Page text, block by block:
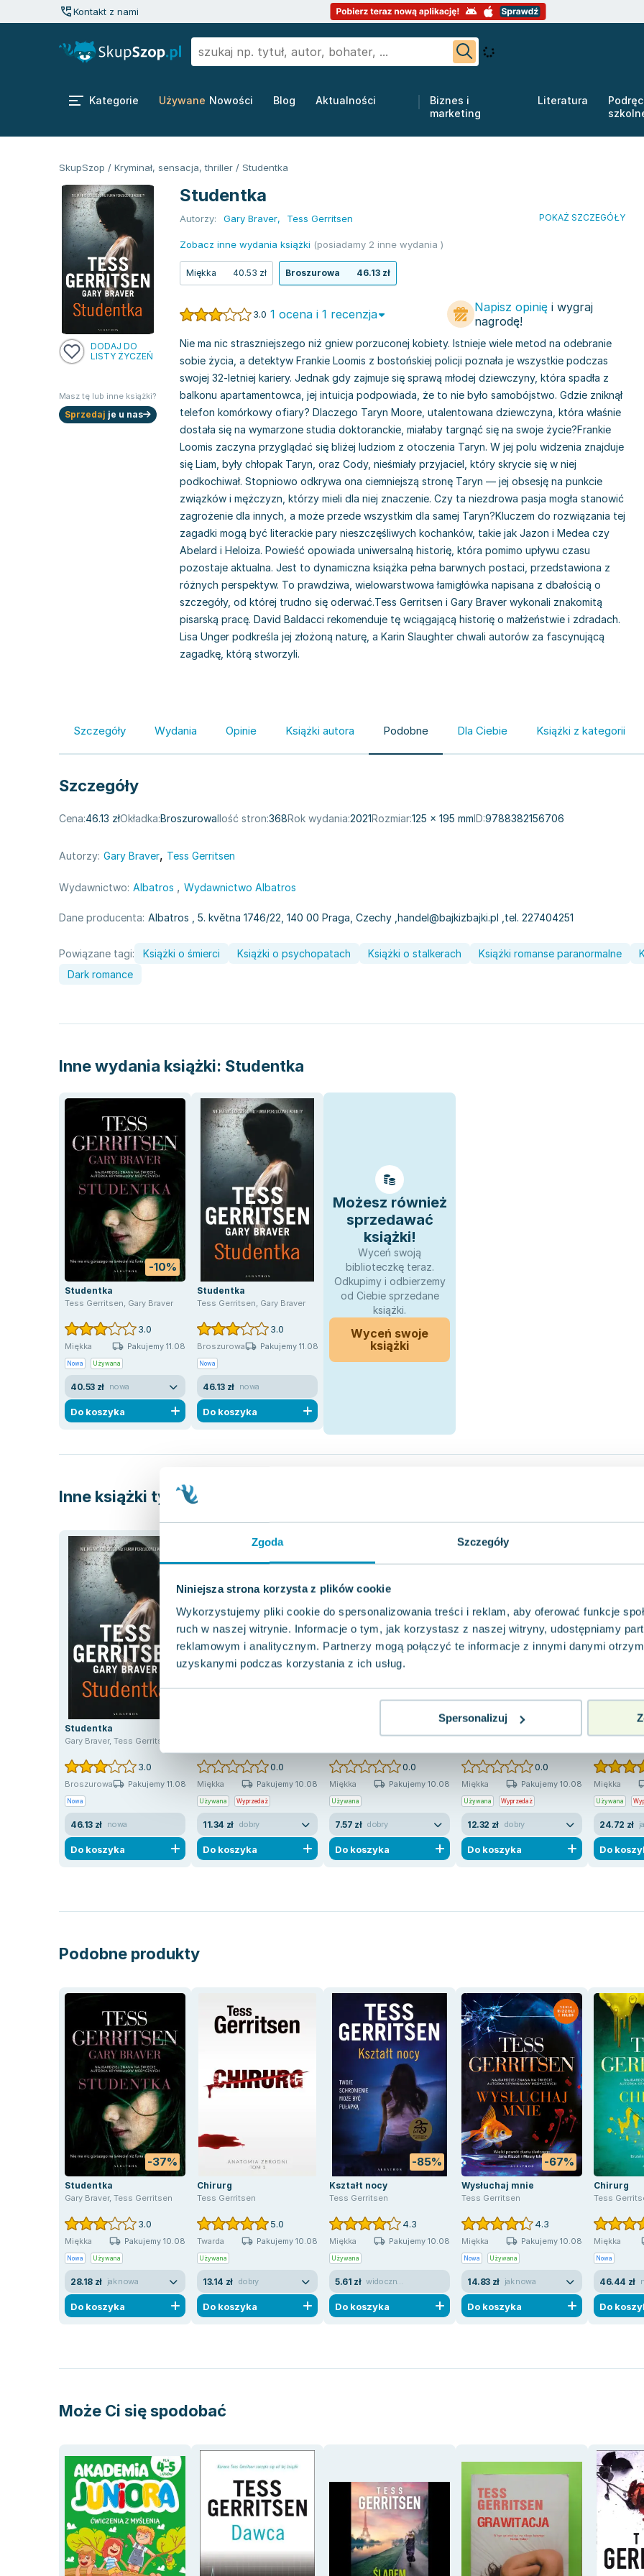
Zgoda Szczegóły
Niniejsza strona korzysta z plików cookie
Wykorzystujemy pliki cookie do spersonalizowania treści i reklam, aby oferować funkcje
ruch w naszej witrynie. Informacje o tym, jak korzystasz z naszej witryny, udostępniamy
reklamowym i analitycznym. Partnerzy mogą połączyć te informacje z innymi danymi
uzyskanymi podczas korzystania z ich usług.
Spersonalizuj
Kontakt z nami
Kategorie Używane Nowości Blog Aktualności
Biznes i
marketing
Literatura
SkupSzop / Kryminał, sensacja, thriller / Studentka
DODAJ DO
LISTY ŻYCZEŃ
Masz tę lub inne książki?
Sprzedaj je u nas
Studentka
Autorzy: Gary Braver, Tess Gerritsen POKAŻ SZCZEGÓŁY
Zobacz inne wydania książki (posiadamy 2 inne wydania )
Miękka 40.53 zł Broszurowa 46.13 zł
3.0 1 ocena i 1 recenzja Napisz opinię i wygraj
nagrodę!
Nie ma nic straszniejszego niż gniew porzuconej kobiety. Istnieje wiele metod na odebranie
sobie życia, a detektyw Frankie Loomis z bostońskiej policji poznała je wszystkie podczas
swojej 32-letniej kariery. Jednak gdy zajmuje się sprawą młodej dziewczyny, która spadła z
balkonu apartamentowca, jej intuicja podpowiada, że to nie było samobójstwo. Gdzie zniknął
telefon komórkowy ofiary? Dlaczego Taryn Moore, utalentowana dziewczyna, która właśnie
dostała się na wymarzone studia doktoranckie, miałaby targnąć się na swoje życie?Frankie
Loomis zaczyna przyglądać się bliżej ludziom z otoczenia Taryn. W jej polu widzenia znajduje
się Liam, były chłopak Taryn, oraz Cody, nieśmiały przyjaciel, który skrycie się w niej
podkochiwał. Stopniowo odkrywa ona ciemniejszą stronę Taryn — jej obsesję na punkcie
związków i mężczyzn, którzy mieli dla niej znaczenie. Czy ta niezdrowa pasja mogła stanowić
zagrożenie dla innych, a może przede wszystkim dla samej Taryn?Kluczem do rozwiązania tej
zagadki mogą być literackie pary nieszczęśliwych kochanków, takie jak Jazon i Medea czy
Abelard i Heloiza. Powieść opowiada uniwersalną historię, która pomimo upływu czasu
pozostaje aktualna. Jest to dynamiczna książka pełna barwnych postaci, przedstawiona z
różnych perspektyw. To prawdziwa, wielowarstwowa łamigłówka napisana z dbałością o
szczegóły, od której trudno się oderwać.Tess Gerritsen i Gary Braver wykonali znakomitą
pisarską pracę. David Baldacci rekomenduje tę wciągającą historię o małżeństwie i zdradach.
Lisa Unger podkreśla jej złożoną naturę, a Karin Slaughter chwali autorów za fascynującą
zagadkę, którą stworzyli.
Szczegóły Wydania Opinie Książki autora Podobne Dla Ciebie Książki z kategorii
Szczegóły
Cena:46.13 złOkładka:BroszurowaIlość stron:368Rok wydania:2021Rozmiar:125 × 195 mmID:9788382156706
Autorzy: Gary Braver, Tess Gerritsen
Wydawnictwo: Albatros , Wydawnictwo Albatros
Dane producenta: Albatros , 5. května 1746/22, 140 00 Praga, Czechy handel@bajkizbajki.pl tel. 227404251
Powiązane tagi: Książki o śmierci Książki o psychopatach Książki o stalkerach Książki romanse paranormalne
Dark romance
Inne wydania książki: Studentka
-10%
Studentka
Tess Gerritsen, Gary Braver
3.0
Miękka Pakujemy 11.08
Nowa Używana
40.53 zł nowa
Do koszyka
Studentka
Tess Gerritsen, Gary Braver
3.0
Broszurowa Pakujemy 11.08
Nowa
46.13 zł nowa
Do koszyka
Możesz również
sprzedawać
książki!
Wyceń swoją
biblioteczkę teraz.
Odkupimy i odbierzemy
od Ciebie sprzedane
książki.
Wyceń swoje
książki
Inne książki tych autorów
Studentka
Gary Braver, Tess Gerritsen
3.0
Broszurowa Pakujemy 11.08
Nowa
46.13 zł nowa
Do koszyka
0.0
Miękka Pakujemy 10.08
Używana Wyprzedaż
11.34 zł dobry
Do koszyka
0.0
Miękka Pakujemy 10.08
Używana
7.57 zł dobry
Do koszyka
-18%
0.0
Miękka Pakujemy 10.08
Używana Wyprzedaż
12.32 zł dobry
Do koszyka
Miękka
Używana
24.72 zł
Do
Podobne produkty
-37%
Studentka
Gary Braver, Tess Gerritsen
3.0
Miękka Pakujemy 10.08
Nowa Używana
28.18 zł jak nowa
Do koszyka
Chirurg
Tess Gerritsen
5.0
Twarda Pakujemy 10.08
Używana
13.14 zł dobry
Do koszyka
-85%
Kształt nocy
Tess Gerritsen
4.3
Miękka Pakujemy 10.08
Używana
5.61 zł widoczne ślady używania
Do koszyka
-67%
Wysłuchaj mnie
Tess Gerritsen
4.3
Miękka Pakujemy 10.08
Nowa Używana
14.83 zł jak nowa
Do koszyka
Chirurg
Tess
Miękka
Nowa
46.44 zł
Do
Może Ci się spodobać